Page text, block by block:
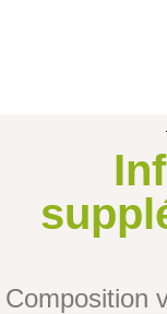
Composition